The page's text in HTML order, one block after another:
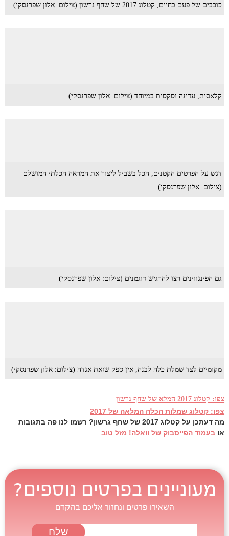
כוכבים של פעם בחיים, קטלוג 2017 של שחף גרשון (צילום: אלון שפרנסקי)
קלאסית, עדינה וסקסית במיוחד (צילום: אלון שפרנסקי)
דגש על הפרטים הקטנים, הכל בשביל ליצור את המראה הכלתי המושלם
(צילום: אלון שפרנסקי)
גם הפינגווינים רצו להרגיש דוגמנים (צילום: אלון שפרנסקי)
מקומיים לצד שמלת כלה לבנה, אין ספק שזאת אגדה (צילום: אלון שפרנסקי)
צפו: קטלוג 2017 המלא של שחף גרשון
צפו: קטלוג שמלות הכלה המלאה של 2017
מה דעתכן על קטלוג 2017 של שחף גרשון? רשמו לנו פה בתגובות
או בעמוד הפייסבוק של וואלה! מזל טוב
מעוניינים בפרטים נוספים?
השאירו פרטים ונחזור אליכם בהקדם